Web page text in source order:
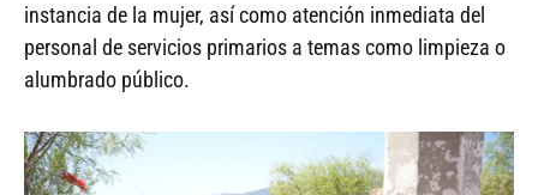
instancia de la mujer, así como atención inmediata del
personal de servicios primarios a temas como limpieza o
alumbrado público.